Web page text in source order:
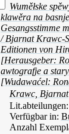
Wuměłske
klawěra na
Gesangsstimme
/ Bjarnat Krawc-
Editionen von
[Herausgeber:
awtografje a
[Wudawaćel:
Krawc, Bjarnat
Lit.abteilungen:
Verfügbar in:
Anzahl